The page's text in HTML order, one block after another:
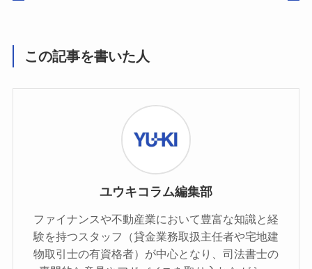
この記事を書いた人
ユウキコラム編集部
ファイナンスや不動産業において豊富な知識と経
験を持つスタッフ（貸金業務取扱主任者や宅地建
物取引士の有資格者）が中心となり、司法書士の